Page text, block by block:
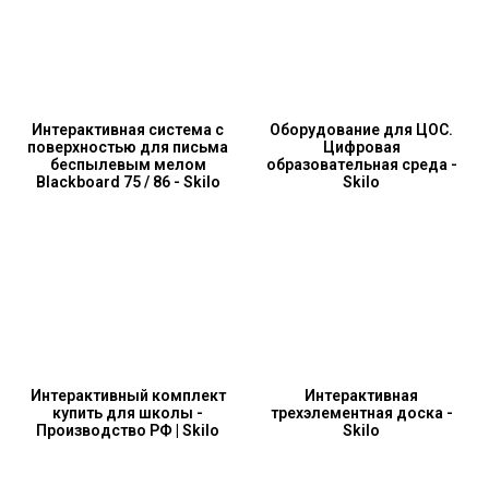
Интерактивная система с
поверхностью для письма
беспылевым мелом
Blackboard 75 / 86 - Skilo
Оборудование для ЦОС.
Цифровая
образовательная среда -
Skilo
Интерактивный комплект
купить для школы -
Производство РФ | Skilo
Интерактивная
трехэлементная доска -
Skilo